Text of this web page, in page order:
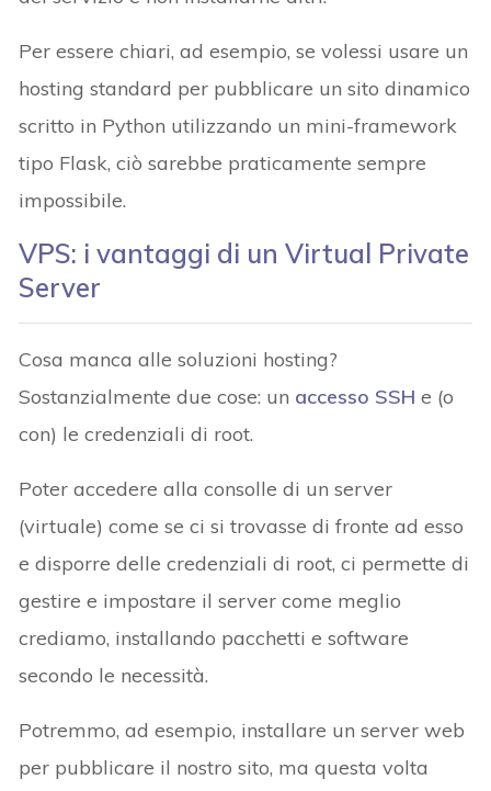
Per essere chiari, ad esempio, se volessi usare un
hosting standard per pubblicare un sito dinamico
scritto in Python utilizzando un mini-framework
tipo Flask, ciò sarebbe praticamente sempre
impossibile.
VPS: i vantaggi di un Virtual Private
Server
Cosa manca alle soluzioni hosting?
Sostanzialmente due cose: un accesso SSH e (o
con) le credenziali di root.
Poter accedere alla consolle di un server
(virtuale) come se ci si trovasse di fronte ad esso
e disporre delle credenziali di root, ci permette di
gestire e impostare il server come meglio
crediamo, installando pacchetti e software
secondo le necessità.
Potremmo, ad esempio, installare un server web
per pubblicare il nostro sito, ma questa volta